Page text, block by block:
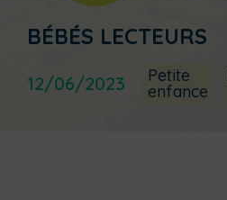
BÉBÉS LECTEURS
12/06/2023 Petite
enfance